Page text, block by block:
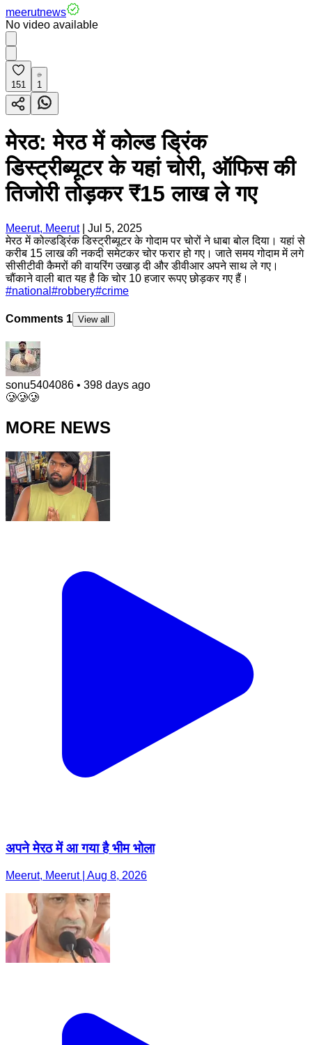
meerutnews
No video available
151 1
मेरठ: मेरठ में कोल्ड ड्रिंक
डिस्ट्रीब्यूटर के यहां चोरी, ऑफिस की
तिजोरी तोड़कर ₹15 लाख ले गए
Meerut, Meerut| Jul 5, 2025
मेरठ में कोल्डड्रिंक डिस्ट्रीब्यूटर के गोदाम पर चोरों ने धाबा बोल दिया। यहां से
करीब 15 लाख की नकदी समेटकर चोर फरार हो गए। जाते समय गोदाम में लगे
सीसीटीवी कैमरों की वायरिंग उखाड़ दी और डीवीआर अपने साथ ले गए।
चौंकाने वाली बात यह है कि चोर 10 हजार रूपए छोड़कर गए हैं।
#national #robbery#crime
Comments 1 View all
sonu5404086 • 398 days ago
🥲🥲🥲
MORE NEWS
अपने मेरठ में आ गया है भीम भोला
Meerut, Meerut | Aug 8, 2026